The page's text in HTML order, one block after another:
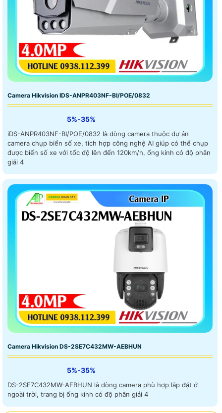
Camera Hikvision IDS-ANPR403NF-BI/POE/0832
5%-35%
iDS-ANPR403NF-BI/POE/0832 là dòng camera thuộc dự án
camera chụp biển số xe, tích hợp công nghệ AI giúp có thể chụp
được biển số xe với tốc độ lên đến 120km/h, ống kính có độ phân
giải 4
Camera Hikvision DS-2SE7C432MW-AEBHUN
5%-35%
DS-2SE7C432MW-AEBHUN là dòng camera phù hợp lắp đặt ở
ngoài trời, trang bị ống kính có độ phân giải 4